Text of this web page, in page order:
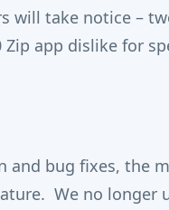
will take notice –
app dislike for
and bug fixes, the
We no longer